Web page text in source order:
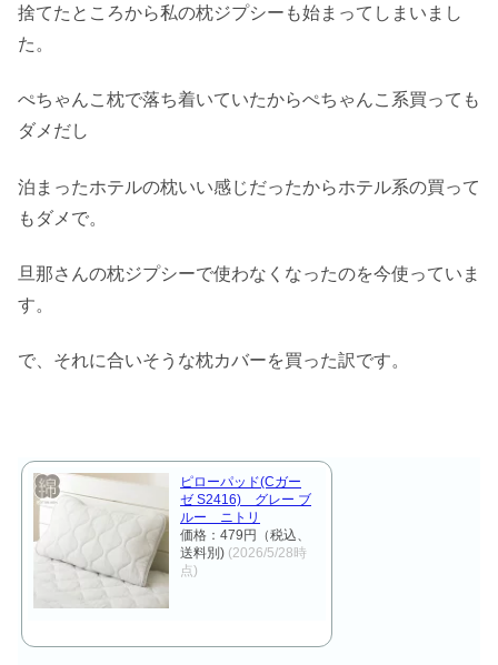
捨てたところから私の枕ジプシーも始まってしまいまし
た。
ぺちゃんこ枕で落ち着いていたからぺちゃんこ系買っても
ダメだし
泊まったホテルの枕いい感じだったからホテル系の買って
もダメで。
旦那さんの枕ジプシーで使わなくなったのを今使っていま
す。
で、それに合いそうな枕カバーを買った訳です。
ピローパッド(Cガー
ゼ S2416) グレー ブ
ルー ニトリ
価格：479円（税込、
送料別) (2026/5/28時
点)